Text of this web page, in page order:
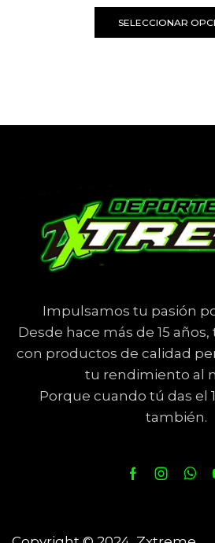
SELECCIONAR
Impulsamos tu pasión
Desde hace más de 15
con productos de calidad
tu rendimiento al
Porque cuando tú das el
también.